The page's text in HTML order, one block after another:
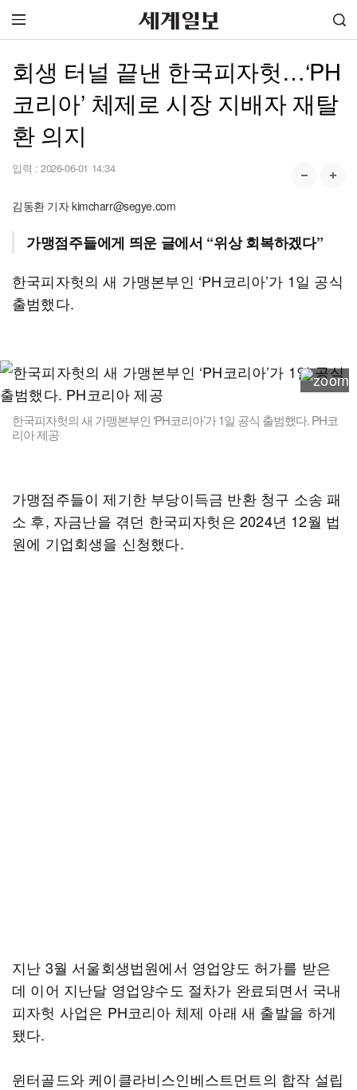
회생 터널 끝낸 한국피자헛…‘PH
코리아’ 체제로 시장 지배자 재탈
환 의지
입력 : 2026-06-01 14:34
김동환 기자 kimcharr@segye.com
가맹점주들에게 띄운 글에서 “위상 회복하겠다”
한국피자헛의 새 가맹본부인 ‘PH코리아’가 1일 공식
출범했다.
한국피자헛의 새 가맹본부인 ‘PH코리아’가 1일 공식 출범했다. PH코
리아 제공
가맹점주들이 제기한 부당이득금 반환 청구 소송 패
소 후, 자금난을 겪던 한국피자헛은 2024년 12월 법
원에 기업회생을 신청했다.
지난 3월 서울회생법원에서 영업양도 허가를 받은
데 이어 지난달 영업양수도 절차가 완료되면서 국내
피자헛 사업은 PH코리아 체제 아래 새 출발을 하게
됐다.
윈터골드와 케이클라비스인베스트먼트의 합작 설립